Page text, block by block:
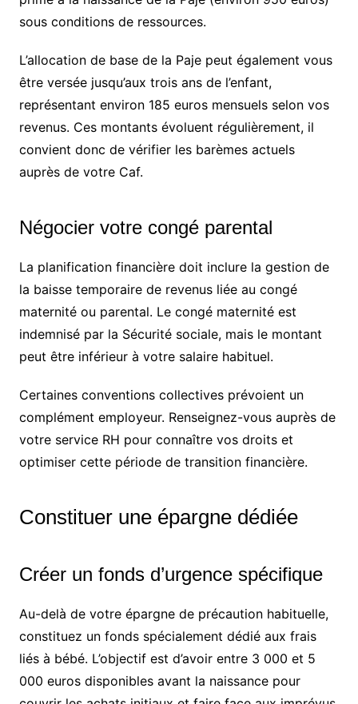
sous conditions de ressources.
L’allocation de base de la Paje peut également vous
être versée jusqu’aux trois ans de l’enfant,
représentant environ 185 euros mensuels selon vos
revenus. Ces montants évoluent régulièrement, il
convient donc de vérifier les barèmes actuels
auprès de votre Caf.
Négocier votre congé parental
La planification financière doit inclure la gestion de
la baisse temporaire de revenus liée au congé
maternité ou parental. Le congé maternité est
indemnisé par la Sécurité sociale, mais le montant
peut être inférieur à votre salaire habituel.
Certaines conventions collectives prévoient un
complément employeur. Renseignez-vous auprès de
votre service RH pour connaître vos droits et
optimiser cette période de transition financière.
Constituer une épargne dédiée
Créer un fonds d’urgence spécifique
Au-delà de votre épargne de précaution habituelle,
constituez un fonds spécialement dédié aux frais
liés à bébé. L’objectif est d’avoir entre 3 000 et 5
000 euros disponibles avant la naissance pour